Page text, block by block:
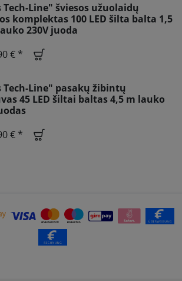
Tech-Line" šviesos užuolaidų
komplektas 100 LED šilta balta 1,5
230V juoda
€ *
Tech-Line" pasakų žibintų
45 LED šiltai baltas 4,5 m lauko
€ *